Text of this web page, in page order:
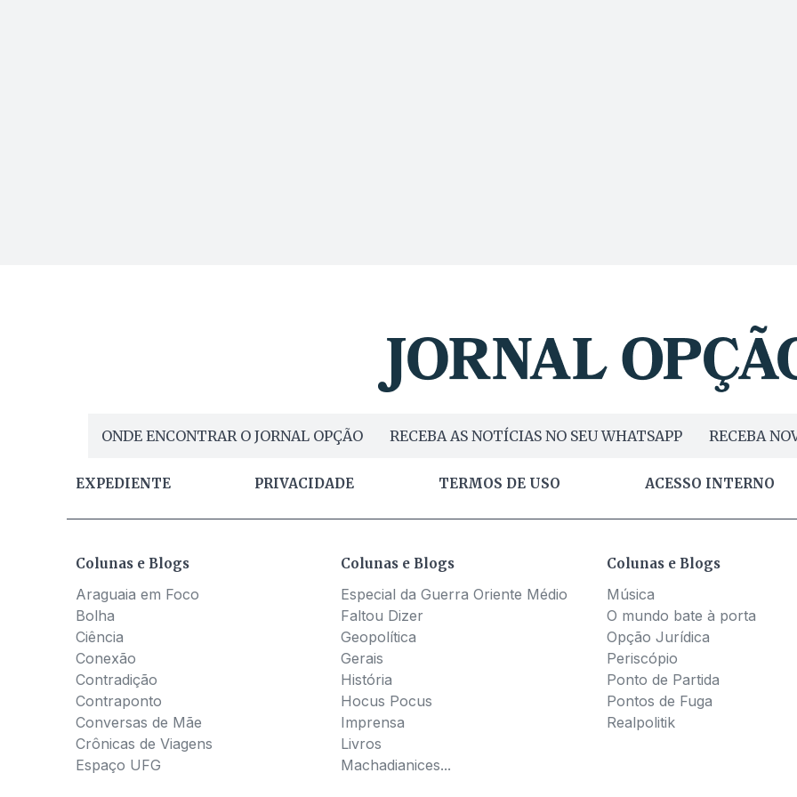
ONDE ENCONTRAR O JORNAL OPÇÃO RECEBA AS NOTÍCIAS NO SEU WHATSAPP RECEBA
EXPEDIENTE PRIVACIDADE TERMOS DE USO ACESSO INTERNO
Colunas e Blogs
Araguaia em Foco
Bolha
Ciência
Conexão
Contradição
Contraponto
Conversas de Mãe
Crônicas de Viagens
Espaço UFG
Colunas e Blogs
Especial da Guerra Oriente Médio
Faltou Dizer
Geopolítica
Gerais
História
Hocus Pocus
Imprensa
Livros
Machadianices...
Colunas e Blogs
Música
O mundo bate à porta
Opção Jurídica
Periscópio
Ponto de Partida
Pontos de Fuga
Realpolitik